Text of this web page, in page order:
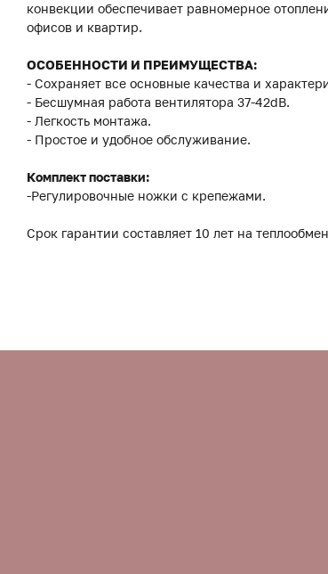
конвекции обеспечивает равномерное
офисов и квартир.
ОСОБЕННОСТИ И ПРЕИМУЩЕСТВА:
- Сохраняет все основные качества и
- Бесшумная работа вентилятора 37-42dB.
- Легкость монтажа.
- Простое и удобное обслуживание.
Комплект поставки:
-Регулировочные ножки с крепежами.
Срок гарантии составляет 10 лет на